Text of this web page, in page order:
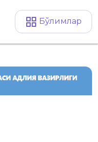
Бўлимлар